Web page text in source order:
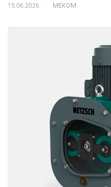
15.06.2026 . МЕКОМ